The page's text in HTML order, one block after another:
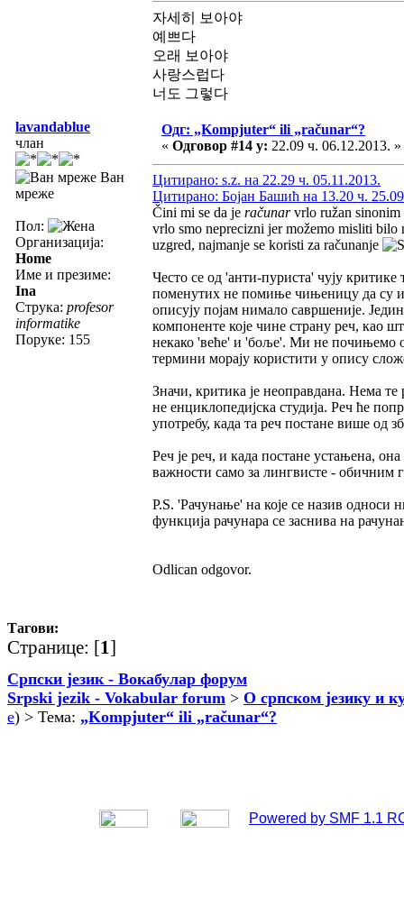
자세히 보아야
예쁘다
오래 보아야
사랑스럽다
너도 그렇다
lavandablue
члан
Ван
мреже
Пол:
Организација:
Home
Име и презиме:
Ina
Струка: profesor
informatike
Поруке: 155
Одг: „Kompjuter“ ili „računar“?
« Одговор #14 у: 22.09 ч. 06.12.2013. »
Цитирано: s.z. на 22.29 ч. 05.11.2013.
Цитирано: Бојан Башић на 13.20 ч.
Čini mi se da je računarvrlo ružan
vrlo smo neprecizni jer možemo misliti
uzgred, najmanje se koristi za računanje
Често се од 'анти-пуриста' чују
поменутих не помиње чињеницу да су и
описују појам нимало савршеније.
компоненте које чине страну реч, као
некако 'веће' и 'боље'. Ми не почињемо
термини морају користити у опису
Значи, критика је неоправдана. Нема те
не енциклопедијска студија. Реч ће
употребу, када та реч постане више од
Реч је реч, и када постане устањена,
важности само за лингвисте - обичним
P.S. 'Рачунање' на које се назив односи
функција рачунара се заснива на
Odlican odgovor.
Тагови:
Странице: [1]
Српски језик - Вокабулар форум
Srpski jezik - Vokabular forum > О српском језику и
e) > Тема: „Kompjuter“ ili „računar“?
Powered by SMF 1.1